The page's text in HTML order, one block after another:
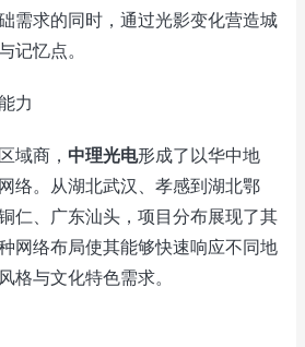
需求的同时，通过光影变化营造城
记忆点。
力
域商， 中理光电形成了以华中地
络。从湖北武汉、孝感到湖北鄂
仁、广东汕头，项目分布展现了其
网络布局使其能够快速响应不同地
格与文化特色需求。